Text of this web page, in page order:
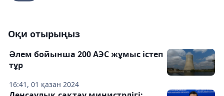
Оқи отырыңыз
16:41, 01 қазан 2024
Әлем бойынша 200 АЭС жұмыс істеп
тұр